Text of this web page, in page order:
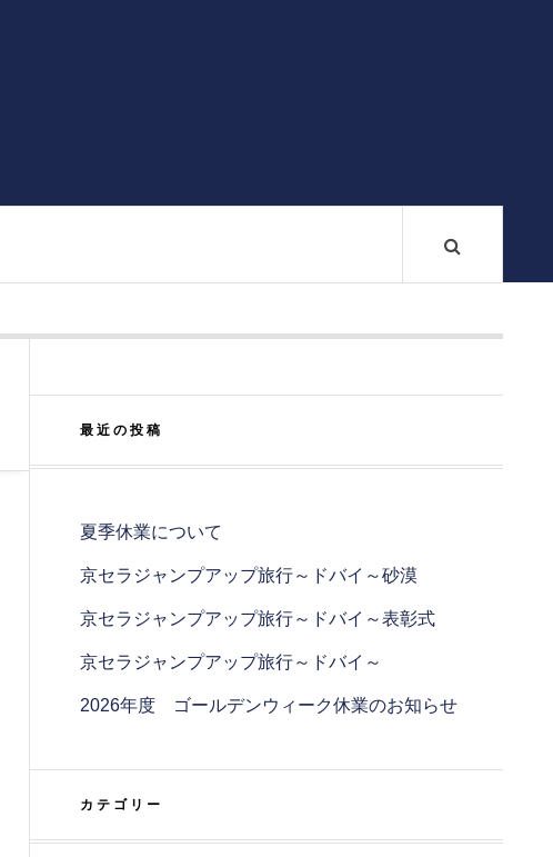
最近の投稿
夏季休業について
京セラジャンプアップ旅行～ドバイ～砂漠
京セラジャンプアップ旅行～ドバイ～表彰式
京セラジャンプアップ旅行～ドバイ～
2026年度 ゴールデンウィーク休業のお知らせ
カテゴリー